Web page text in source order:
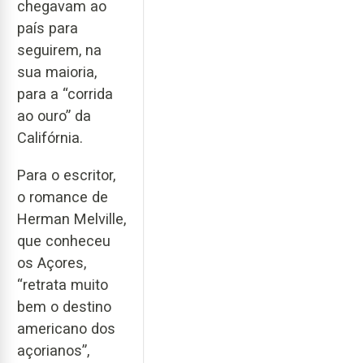
chegavam ao
país para
seguirem, na
sua maioria,
para a “corrida
ao ouro” da
Califórnia.
Para o escritor,
o romance de
Herman Melville,
que conheceu
os Açores,
“retrata muito
bem o destino
americano dos
açorianos”,